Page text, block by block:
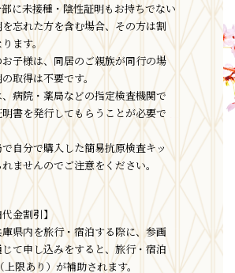
に未接種・陰性証明もお持ちでない
忘れた方を含む場合、その方は割
ます。
子様は、同居のご親族が同行の場
取得は不要です。
病院・薬局などの指定検査機関で
書を発行してもらうことが必要で
自分で購入した簡易抗原検査キッ
ませんのでご注意をください。
金割引】
県内を旅行・宿泊する際に、参画
て申し込みをすると、旅行・宿泊
限あり）が補助されます。